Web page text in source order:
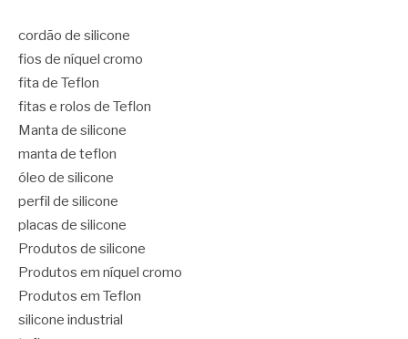
cordão de silicone
fios de níquel cromo
fita de Teflon
fitas e rolos de Teflon
Manta de silicone
manta de teflon
óleo de silicone
perfil de silicone
placas de silicone
Produtos de silicone
Produtos em níquel cromo
Produtos em Teflon
silicone industrial